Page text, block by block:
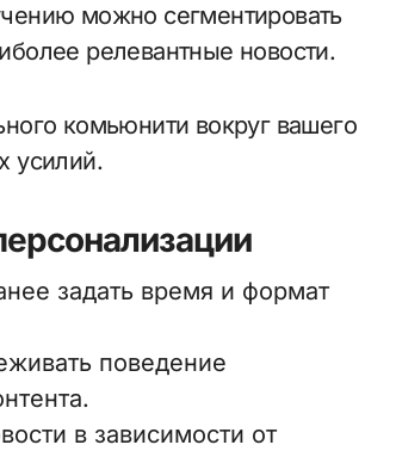
можно сегментировать
релевантные новости.
комьюнити вокруг вашего
усилий.
задать время и формат
поведение
в зависимости от